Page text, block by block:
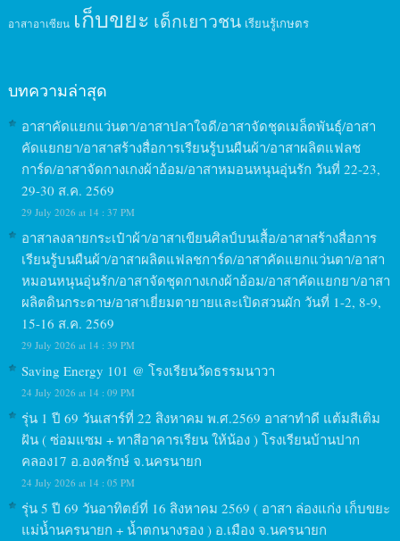
อาสาอาเซียน เก็บขยะ เด็กเยาวชน เรียนรู้เกษตร
บทความล่าสุด
อาสาคัดแยกแว่นตา/อาสาปลาใจดี/อาสาจัดชุดเมล็ดพันธุ์/อาสา
คัดแยกยา/อาสาสร้างสื่อการเรียนรู้บนผืนผ้า/อาสาผลิตแฟลช
การ์ด/อาสาจัดกางเกงผ้าอ้อม/อาสาหมอนหนุนอุ่นรัก วันที่ 22-23,
29-30 ส.ค. 2569
29 July 2026 at 14 : 37 PM
อาสาลงลายกระเป๋าผ้า/อาสาเขียนศิลป์บนเสื้อ/อาสาสร้างสื่อการ
เรียนรู้บนผืนผ้า/อาสาผลิตแฟลชการ์ด/อาสาคัดแยกแว่นตา/อาสา
หมอนหนุนอุ่นรัก/อาสาจัดชุดกางเกงผ้าอ้อม/อาสาคัดแยกยา/อาสา
ผลิตดินกระดาษ/อาสาเยี่ยมตายายและเปิดสวนผัก วันที่ 1-2, 8-9,
15-16 ส.ค. 2569
29 July 2026 at 14 : 39 PM
Saving Energy 101 @ โรงเรียนวัดธรรมนาวา
24 July 2026 at 14 : 09 PM
รุ่น 1 ปี 69 วันเสาร์ที่ 22 สิงหาคม พ.ศ.2569 อาสาทำดี แต้มสีเติม
ฝัน ( ซ่อมแซม + ทาสีอาคารเรียน ให้น้อง ) โรงเรียนบ้านปาก
คลอง17 อ.องครักษ์ จ.นครนายก
24 July 2026 at 14 : 05 PM
รุ่น 5 ปี 69 วันอาทิตย์ที่ 16 สิงหาคม 2569 ( อาสา ล่องแก่ง เก็บขยะ
แม่น้ำนครนายก + น้ำตกนางรอง ) อ.เมือง จ.นครนายก